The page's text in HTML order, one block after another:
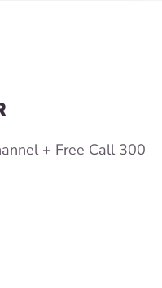
+ Free Call 300